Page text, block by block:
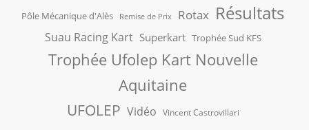
Pôle Mécanique d'Alès Remise de Prix Rotax Résultats
Suau Racing Kart Superkart Trophée Sud KFS
Trophée Ufolep Kart Nouvelle
Aquitaine
UFOLEP Vidéo Vincent Castrovillari